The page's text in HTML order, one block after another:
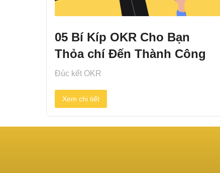
05 Bí Kíp OKR Cho Bạn
Thỏa chí Đến Thành Công
Đúc kết OKR
Xem chi tiết